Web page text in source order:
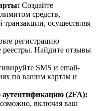
Создайте
средств,
транзакции, осуществляя
регистрацию
реестры. Найдите отзывы
SMS и email-
по вашим картам и
аутентификацию (2FA):
включая ваш